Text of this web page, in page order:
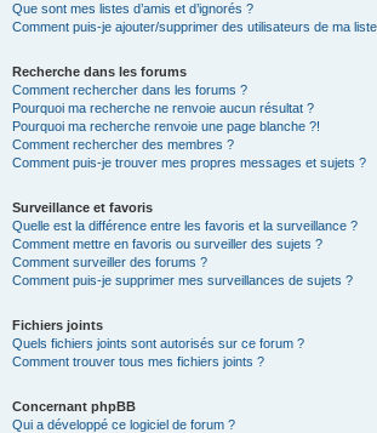
Que sont mes listes d’amis et d’ignorés ?
Comment puis-je ajouter/supprimer des utilisateurs de ma liste
Recherche dans les forums
Comment rechercher dans les forums ?
Pourquoi ma recherche ne renvoie aucun résultat ?
Pourquoi ma recherche renvoie une page blanche ?!
Comment rechercher des membres ?
Comment puis-je trouver mes propres messages et sujets ?
Surveillance et favoris
Quelle est la différence entre les favoris et la surveillance ?
Comment mettre en favoris ou surveiller des sujets ?
Comment surveiller des forums ?
Comment puis-je supprimer mes surveillances de sujets ?
Fichiers joints
Quels fichiers joints sont autorisés sur ce forum ?
Comment trouver tous mes fichiers joints ?
Concernant phpBB
Qui a développé ce logiciel de forum ?